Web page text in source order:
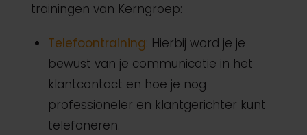
trainingen van Kerngroep:
Telefoontraining: Hierbij word je je
bewust van je communicatie in het
klantcontact en hoe je nog
professioneler en klantgerichter kunt
telefoneren.